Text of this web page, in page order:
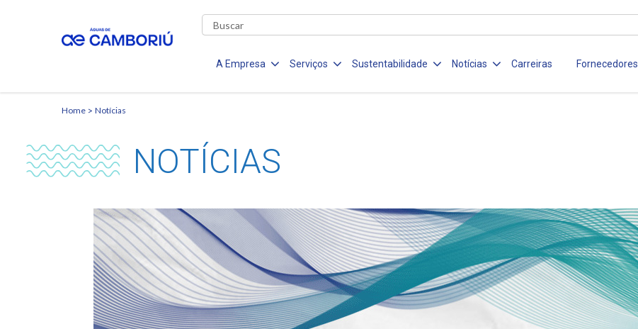
A Empresa Serviços Sustentabilidade Notícias Carreiras Fornecedores
Home Notícias
NOTÍCIAS